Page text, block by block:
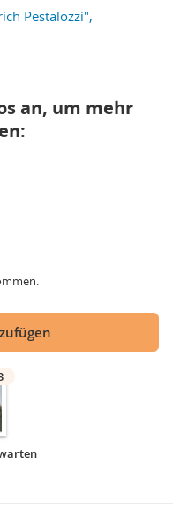
Pestalozzi",
an, um mehr